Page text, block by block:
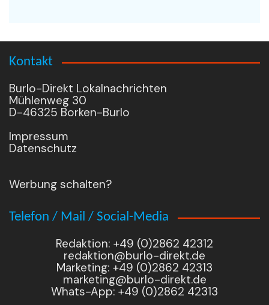
Kontakt
Burlo-Direkt Lokalnachrichten
Mühlenweg 30
D-46325 Borken-Burlo
Impressum
Datenschutz
Werbung schalten?
Telefon / Mail / Social-Media
Redaktion: +49 (0)2862 42312
redaktion@burlo-direkt.de
Marketing: +49 (0)2862 42313
marketing@burlo-direkt.de
Whats-App: +49 (0)2862 42313